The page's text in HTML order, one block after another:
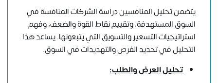
يتضمن تحليل المنافسين دراسة الشركات المنافسة في
السوق المستهدفة، وتقييم نقاط القوة والضعف، وفهم
استراتيجيات التسعير والتسويق التي يتبعونها. يساعد هذا
التحليل في تحديد الفرص والتهديدات في السوق.
تحليل العرض والطلب: